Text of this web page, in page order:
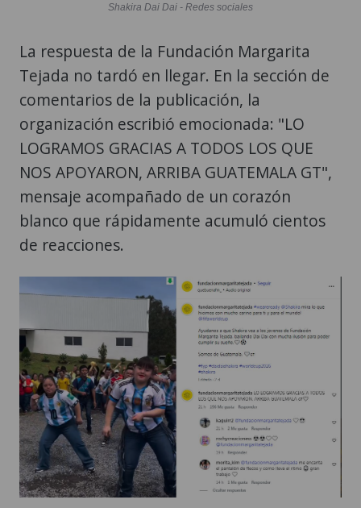
Shakira Dai Dai - Redes sociales
La respuesta de la Fundación Margarita
Tejada no tardó en llegar. En la sección de
comentarios de la publicación, la
organización escribió emocionada: "LO
LOGRAMOS GRACIAS A TODOS LOS QUE
NOS APOYARON, ARRIBA GUATEMALA GT",
mensaje acompañado de un corazón
blanco que rápidamente acumuló cientos
de reacciones.